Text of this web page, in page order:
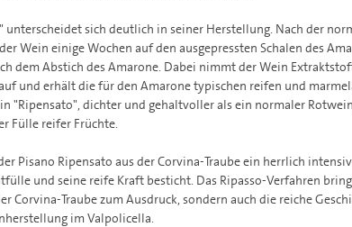
unterscheidet sich deutlich in seiner Herstellung. Nach der
Wein einige Wochen auf den ausgepressten Schalen des
dem Abstich des Amarone. Dabei nimmt der Wein
und erhält die für den Amarone typischen reifen und
"Ripensato", dichter und gehaltvoller als ein normaler
Fülle reifer Früchte.
Pisano Ripensato aus der Corvina-Traube ein herrlich
und seine reife Kraft besticht. Das Ripasso-Verfahren
Corvina-Traube zum Ausdruck, sondern auch die reiche
im Valpolicella.